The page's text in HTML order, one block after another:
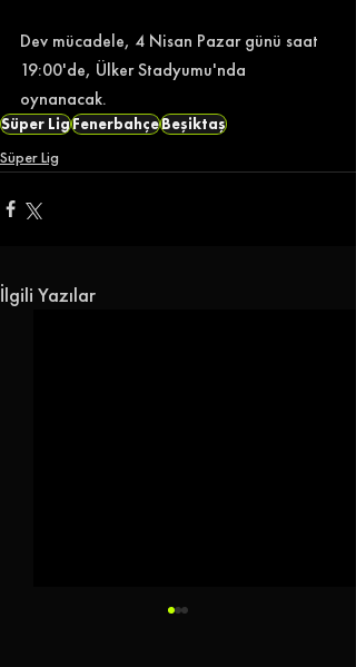
Dev mücadele, 4 Nisan Pazar günü saat
19:00'de, Ülker Stadyumu'nda
oynanacak.
Süper LigFenerbahçeBeşiktaş
Süper Lig
İlgili Yazılar